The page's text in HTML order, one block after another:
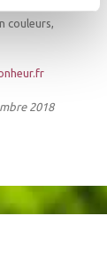
couleurs,
2018